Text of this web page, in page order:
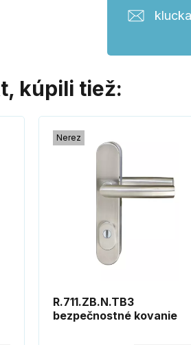
kúpili tiež:
Nerez
R.711.ZB.N.TB3
bezpečnostné kovanie